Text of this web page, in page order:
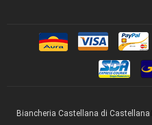
Biancheria Castellana di